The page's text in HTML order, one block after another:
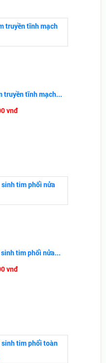
truyền tĩnh mạch...
vnđ
tim phổi nửa...
vnđ